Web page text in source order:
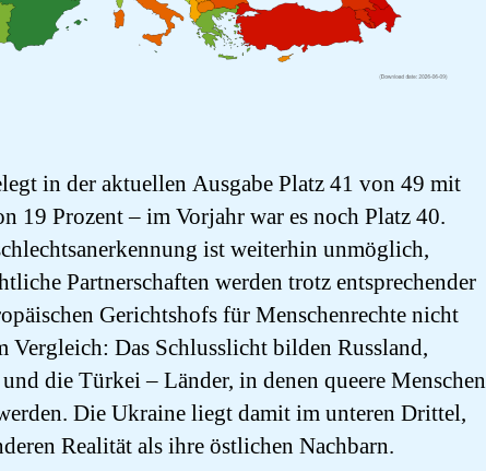
in der aktuellen Ausgabe Platz 41 von 49 mit
19 Prozent – im Vorjahr war es noch Platz 40.
ist weiterhin unmöglich,
Partnerschaften werden trotz entsprechender
Gerichtshofs für Menschenrechte nicht
Vergleich: Das Schlusslicht bilden Russland,
die Türkei – Länder, in denen queere Menschen
Die Ukraine liegt damit im unteren Drittel,
Realität als ihre östlichen Nachbarn.